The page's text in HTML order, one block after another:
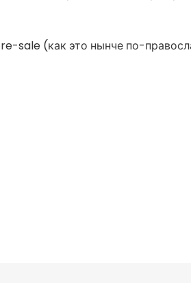
sale (как это нынче по-